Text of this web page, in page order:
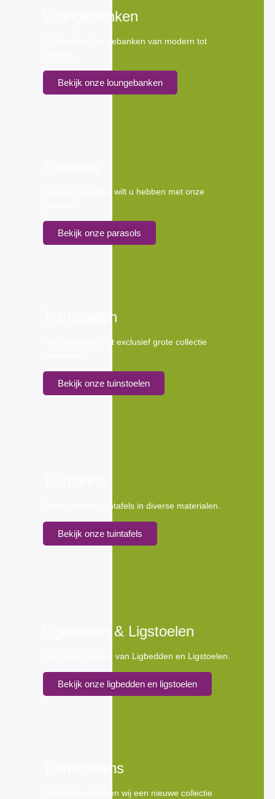
Loungebanken
All Weather loungebanken van modern tot
Bekijk onze loungebanken
Hoeveel schaduw wilt u hebben met onze
Bekijk onze parasols
Tuinstoelen
Van betaalbaar tot exclusief grote collectie
Bekijk onze tuinstoelen
Groot aanbod tuintafels in diverse materialen.
Bekijk onze tuintafels
Ligbedden & Ligstoelen
Een groot aanbod van Ligbedden en Ligstoelen.
Bekijk onze ligbedden en ligstoelen
Tuinkussens
Elk seizoen hebben wij een nieuwe collectie